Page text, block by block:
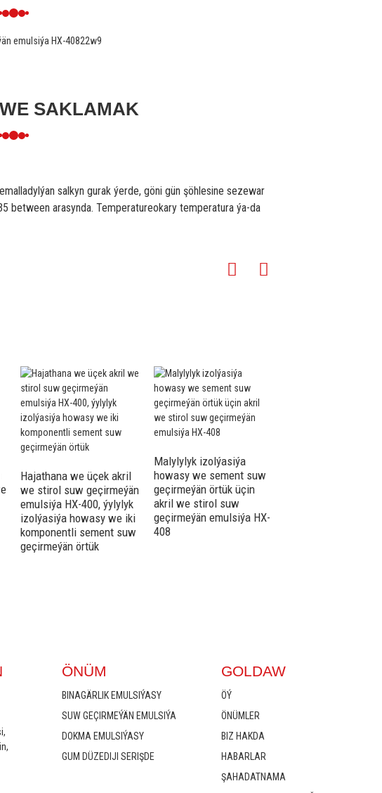
SAKLAMAK
salkyn gurak ýerde, göni gün şöhlesine sezewar
between arasynda. Temperatureokary temperatura ýa-da
Hajathana we üçek akril
we stirol suw geçirmeýän
emulsiýa HX-400, ýylylyk
izolýasiýa howasy we iki
komponentli sement suw
geçirmeýän örtük
Malylylyk izolýasiýa
howasy we sement suw
geçirmeýän örtük üçin
akril we stirol suw
geçirmeýän emulsiýa HX-
408
ÖNÜM
BINAGÄRLIK EMULSIÝASY
SUW GEÇIRMEÝÄN EMULSIÝA
DOKMA EMULSIÝASY
GUM DÜZEDIJI SERIŞDE
GOLDAW
ÖÝ
ÖNÜMLER
BIZ HAKDA
HABARLAR
ŞAHADATNAMA